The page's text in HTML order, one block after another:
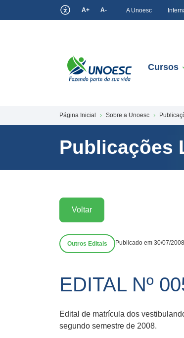
A+ A- A Unoesc
Cursos
Página Inicial Sobre a Unoesc
Publicações
Voltar
Outros Editais Publicado em 30/07/2008
EDITAL Nº
Edital de matrícula dos
segundo semestre de 2008.